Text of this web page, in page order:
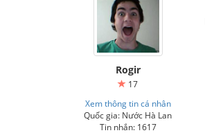
Rogir
17
Xem thông tin cá nhân
Quốc gia: Nước Hà Lan
Tin nhắn: 1617